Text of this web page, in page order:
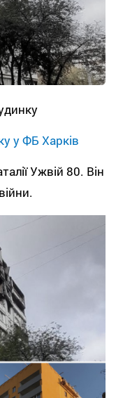
у ФБ Харків
Ужвій 80. Він